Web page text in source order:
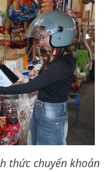
thức chuyển khoản